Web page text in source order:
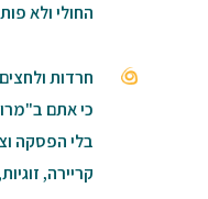
החולי ולא
חרדות
כי אתם
בלי הפסקה
קריירה,